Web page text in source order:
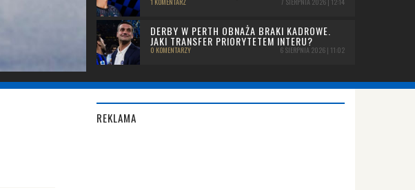
DERBY W PERTH OBNAŻA BRAKI KADROWE.
JAKI TRANSFER PRIORYTETEM INTERU?
0 KOMENTARZY 6 SIERPNIA 2026 | 11:02
REKLAMA